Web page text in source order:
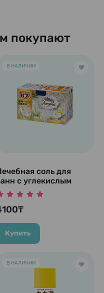
покупают
В НАЛИЧИИ
соль для
с углекислым
"Milky Aroma", 12
Купить
В НАЛИЧИИ